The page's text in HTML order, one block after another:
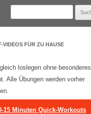
Suchen
VIDEOS FÜR ZU HAUSE
loslegen ohne besonderes
Alle Übungen werden vorher
15 Minuten Quick-Workouts